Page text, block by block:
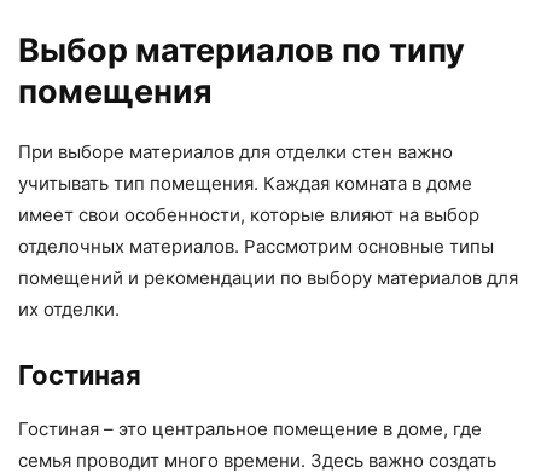
Выбор материалов по типу
помещения
При выборе материалов для отделки стен важно
учитывать тип помещения. Каждая комната в доме
имеет свои особенности, которые влияют на выбор
отделочных материалов. Рассмотрим основные типы
помещений и рекомендации по выбору материалов для
их отделки.
Гостиная
Гостиная – это центральное помещение в доме, где
семья проводит много времени. Здесь важно создать